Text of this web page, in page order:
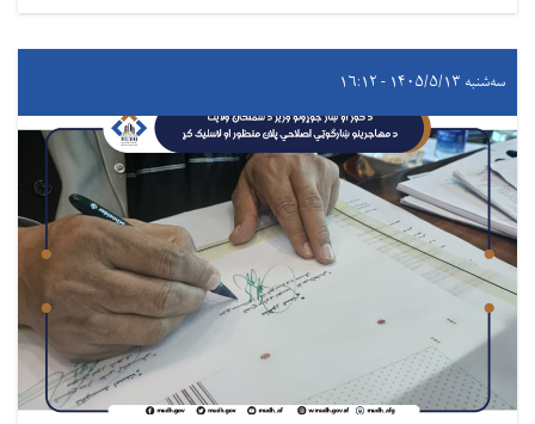
سه‌شنبه ۱۴۰۵/۵/۱۳ - ۱۶:۱۲